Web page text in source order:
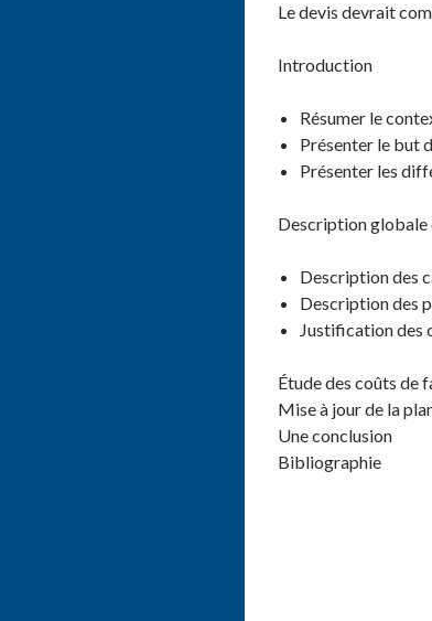
Le devis devrait
Introduction
Résumer le
Présenter le but
Présenter les
Description
Description des
Description des
Justification des
Étude des coûts de
Mise à jour de la
Une conclusion
Bibliographie